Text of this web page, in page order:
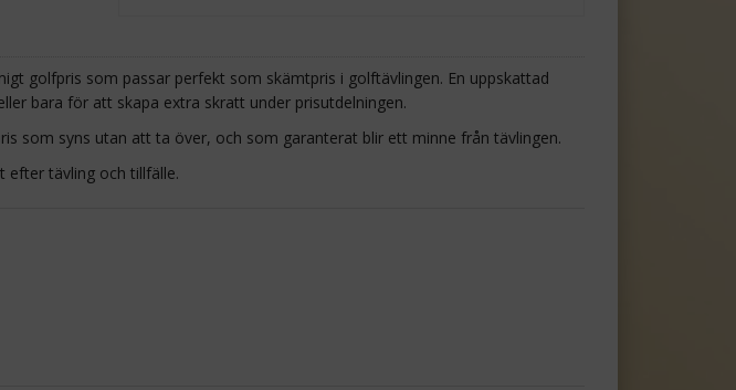
golfpris som passar perfekt som skämtpris i golftävlingen. En uppskattad
bara för att skapa extra skratt under prisutdelningen.
som syns utan att ta över, och som garanterat blir ett minne från tävlingen.
efter tävling och tillfälle.